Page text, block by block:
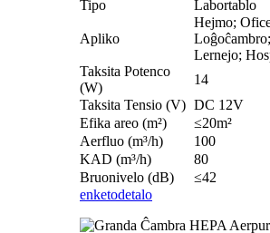
Tipo
Labortablo
Apliko
Hejmo;
Lernejo;
Taksita Potenco
(W)
14
Taksita Tensio (V) DC 12V
Efika areo (m²)
≤20m²
Aerfluo (m³/h)
100
KAD (m³/h)
80
Bruonivelo (dB)
≤42
enketodetalo